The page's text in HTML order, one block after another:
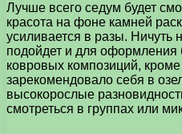
Лучше всего седум будет
красота на фоне камней
усиливается в разы. Ничуть
подойдет и для оформления
ковровых композиций,
зарекомендовало себя в
высокорослые
смотреться в группах или